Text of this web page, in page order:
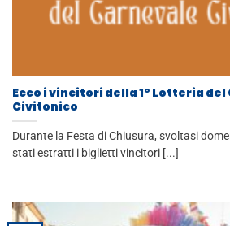
Ecco i vincitori della 1° Lotteria
Civitonico
Durante la Festa di Chiusura, svoltasi
stati estratti i biglietti vincitori [...]